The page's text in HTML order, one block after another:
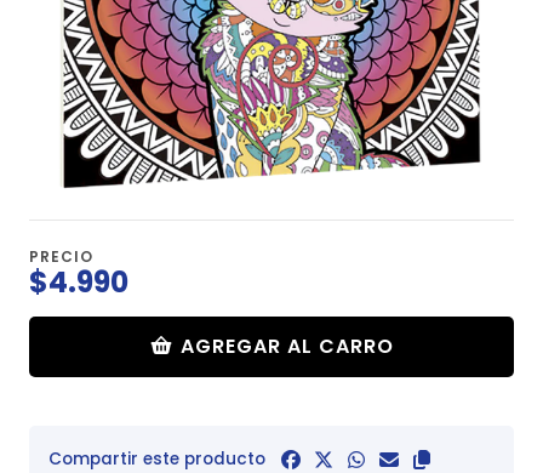
PRECIO
$4.990
AGREGAR AL CARRO
Compartir este producto